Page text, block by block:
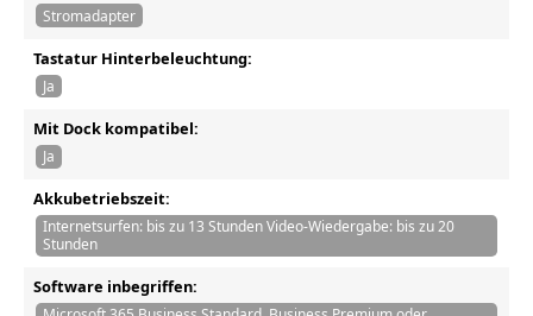
Stromadapter
Tastatur Hinterbeleuchtung:
Ja
Mit Dock kompatibel:
Ja
Akkubetriebszeit:
Internetsurfen: bis zu 13 Stunden Video-Wiedergabe: bis zu 20
Stunden
Software inbegriffen: